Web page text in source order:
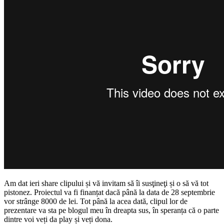
Am dat ieri share clipului și vă invitam să îi susţineţi și o să vă tot
pistonez. Proiectul va fi finanțat dacă până la data de 28 septembrie
vor strânge 8000 de lei. Tot până la acea dată, clipul lor de
prezentare va sta pe blogul meu în dreapta sus, în speranța că o parte
dintre voi veți da play și veți dona.